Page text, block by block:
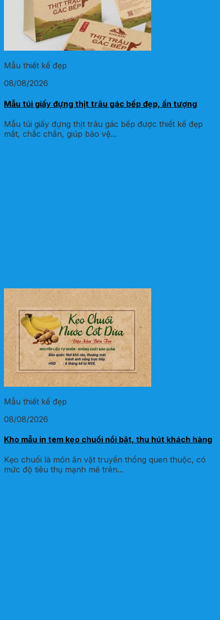
Mẫu thiết kế đẹp
08/08/2026
Mẫu túi giấy đựng thịt trâu gác bếp đẹp, ấn tượng
Mẫu túi giấy đựng thịt trâu gác bếp được thiết kế đẹp
mắt, chắc chắn, giúp bảo vệ...
Mẫu thiết kế đẹp
08/08/2026
Kho mẫu in tem kẹo chuối nổi bật, thu hút khách hàng
Kẹo chuối là món ăn vặt truyền thống quen thuộc, có
mức độ tiêu thụ mạnh mẽ trên...